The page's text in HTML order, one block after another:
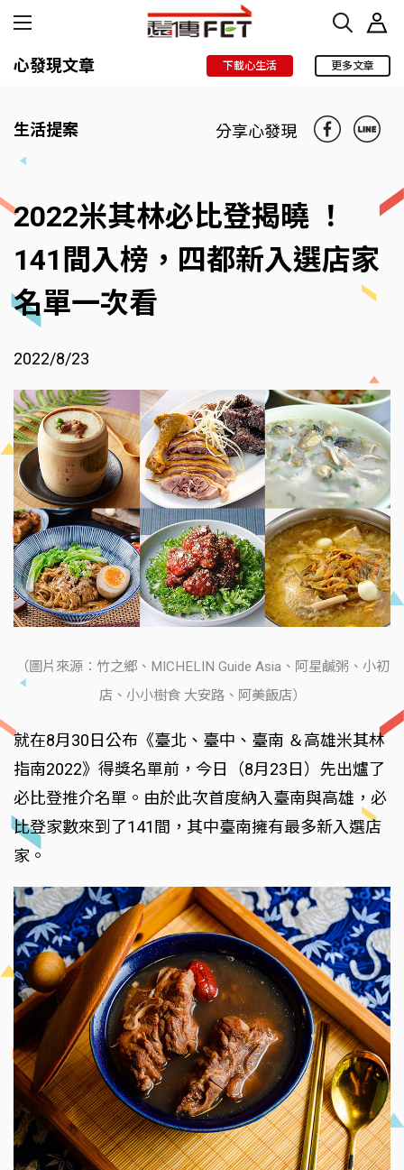
心發現文章 下載心生活 更多文章
生活提案 分享心發現
2022米其林必比登揭曉 ！
141間入榜，四都新入選店家
名單一次看
2022/8/23
（圖片來源：竹之鄉、MICHELIN Guide Asia、阿星鹹粥、小初
店、小小樹食 大安路、阿美飯店）
就在8月30日公布《臺北、臺中、臺南 ＆高雄米其林
指南2022》得獎名單前，今日（8月23日）先出爐了
必比登推介名單。由於此次首度納入臺南與高雄，必
比登家數來到了141間，其中臺南擁有最多新入選店
家。